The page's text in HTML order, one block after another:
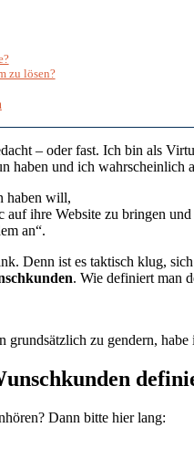
zu lösen?
– oder fast. Ich bin als
haben und ich wahrscheinlich
haben will,
auf ihre Website zu bringen und
an“.
Denn ist es taktisch klug,
. Wie definiert man
zu gendern,
Dann bitte hier lang: